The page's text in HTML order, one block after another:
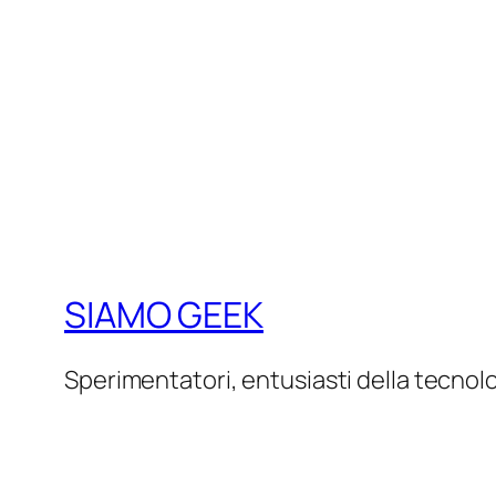
SIAMO GEEK
Sperimentatori, entusiasti della